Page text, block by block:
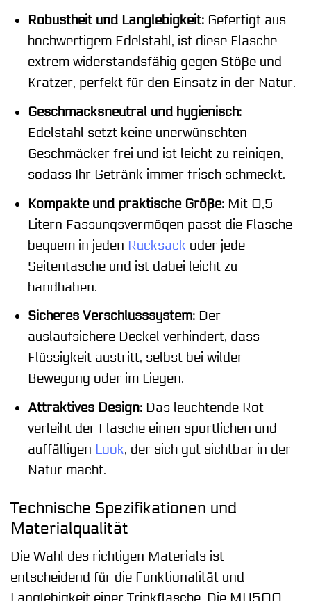
Robustheit und Langlebigkeit:Gefertigt aus
hochwertigem Edelstahl, ist diese Flasche
extrem widerstandsfähig gegen Stöße und
Kratzer, perfekt für den Einsatz in der Natur.
Geschmacksneutral und hygienisch:
Edelstahl setzt keine unerwünschten
Geschmäcker frei und ist leicht zu reinigen,
sodass Ihr Getränk immer frisch schmeckt.
Kompakte und praktische Größe:Mit 0,5
Litern Fassungsvermögen passt die Flasche
bequem in jeden Rucksack oder jede
Seitentasche und ist dabei leicht zu
handhaben.
Sicheres Verschlusssystem:Der
auslaufsichere Deckel verhindert, dass
Flüssigkeit austritt, selbst bei wilder
Bewegung oder im Liegen.
Attraktives Design:Das leuchtende Rot
verleiht der Flasche einen sportlichen und
auffälligen Look, der sich gut sichtbar in der
Natur macht.
Technische Spezifikationen und
Materialqualität
Die Wahl des richtigen Materials ist
entscheidend für die Funktionalität und